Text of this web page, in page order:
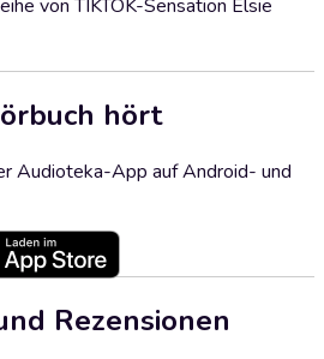
von TIKTOK-Sensation Elsie
hört
Audioteka-App auf Android- und
Rezensionen